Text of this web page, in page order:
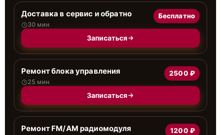
Доставка в сервис и обратно
30 мин
Бесплатно
Записаться
Ремонт блока управления
25 мин
2500 ₽
Записаться
Ремонт FM/AM радиомодуля 1200 ₽